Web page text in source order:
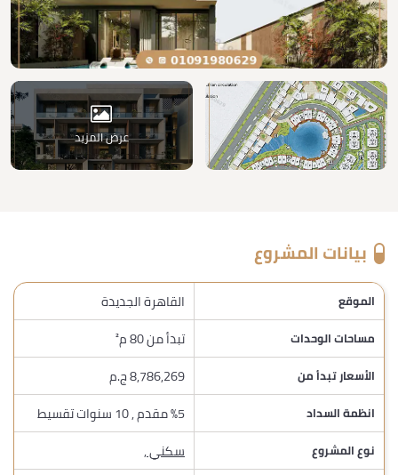
عرض المزيد
بيانات المشروع
الموقع القاهرة الجديدة
مساحات الوحدات تبدأ من 80 م²
الأسعار تبدأ من 8,786,269 ج.م
انظمة السداد %5 مقدم , 10 سنوات تقسيط
نوع المشروع سكني,